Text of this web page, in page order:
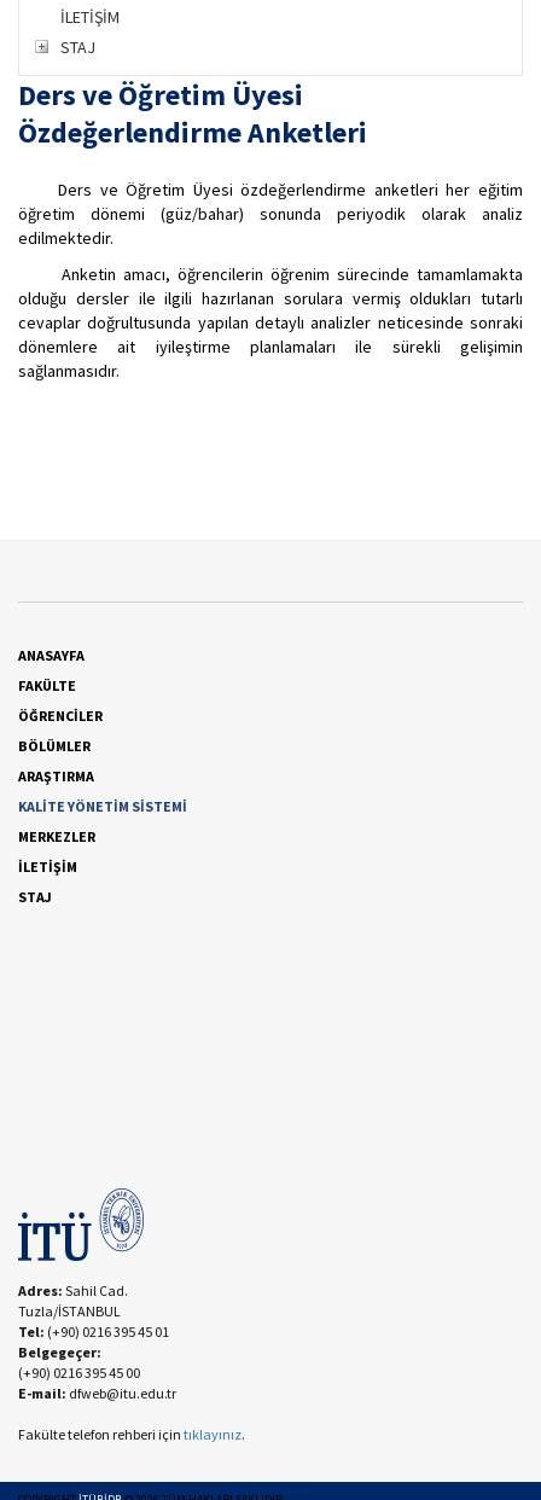
İLETİŞİM
STAJ
Ders ve Öğretim Üyesi
Özdeğerlendirme Anketleri
Ders ve Öğretim Üyesi özdeğerlendirme anketleri her eğitim
öğretim dönemi (güz/bahar) sonunda periyodik olarak analiz
edilmektedir.
Anketin amacı, öğrencilerin öğrenim sürecinde tamamlamakta
olduğu dersler ile ilgili hazırlanan sorulara vermiş oldukları tutarlı
cevaplar doğrultusunda yapılan detaylı analizler neticesinde sonraki
dönemlere ait iyileştirme planlamaları ile sürekli gelişimin
sağlanmasıdır.
ANASAYFA
FAKÜLTE
ÖĞRENCİLER
BÖLÜMLER
ARAŞTIRMA
KALİTE YÖNETİM SİSTEMİ
MERKEZLER
İLETİŞİM
STAJ
Adres: Sahil Cad.
Tuzla/İSTANBUL
Tel: (+90) 0216 395 45 01
Belgegeçer:
(+90) 0216 395 45 00
E-mail: dfweb@itu.edu.tr
Fakülte telefon rehberi için tıklayınız.